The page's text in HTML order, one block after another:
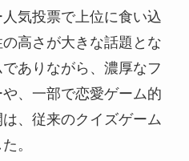
気投票で上位に食い込
高さが大きな話題とな
ありながら、濃厚なフ
、一部で恋愛ゲーム的
、従来のクイズゲーム
。